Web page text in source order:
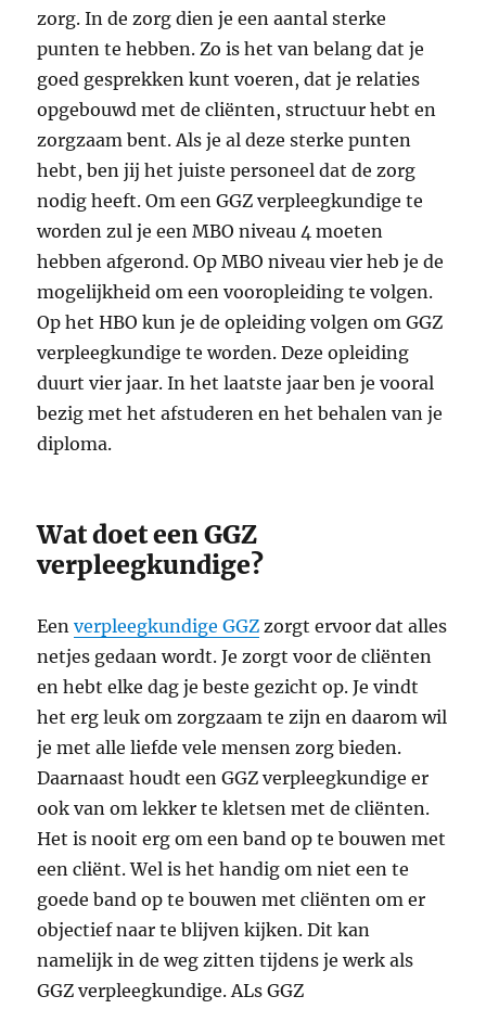
zorg. In de zorg dien je een aantal sterke
punten te hebben. Zo is het van belang dat je
goed gesprekken kunt voeren, dat je relaties
opgebouwd met de cliënten, structuur hebt en
zorgzaam bent. Als je al deze sterke punten
hebt, ben jij het juiste personeel dat de zorg
nodig heeft. Om een GGZ verpleegkundige te
worden zul je een MBO niveau 4 moeten
hebben afgerond. Op MBO niveau vier heb je de
mogelijkheid om een vooropleiding te volgen.
Op het HBO kun je de opleiding volgen om GGZ
verpleegkundige te worden. Deze opleiding
duurt vier jaar. In het laatste jaar ben je vooral
bezig met het afstuderen en het behalen van je
diploma.
Wat doet een GGZ
verpleegkundige?
Eenverpleegkundige GGZ zorgt ervoor dat alles
netjes gedaan wordt. Je zorgt voor de cliënten
en hebt elke dag je beste gezicht op. Je vindt
het erg leuk om zorgzaam te zijn en daarom wil
je met alle liefde vele mensen zorg bieden.
Daarnaast houdt een GGZ verpleegkundige er
ook van om lekker te kletsen met de cliënten.
Het is nooit erg om een band op te bouwen met
een cliënt. Wel is het handig om niet een te
goede band op te bouwen met cliënten om er
objectief naar te blijven kijken. Dit kan
namelijk in de weg zitten tijdens je werk als
GGZ verpleegkundige. ALs GGZ